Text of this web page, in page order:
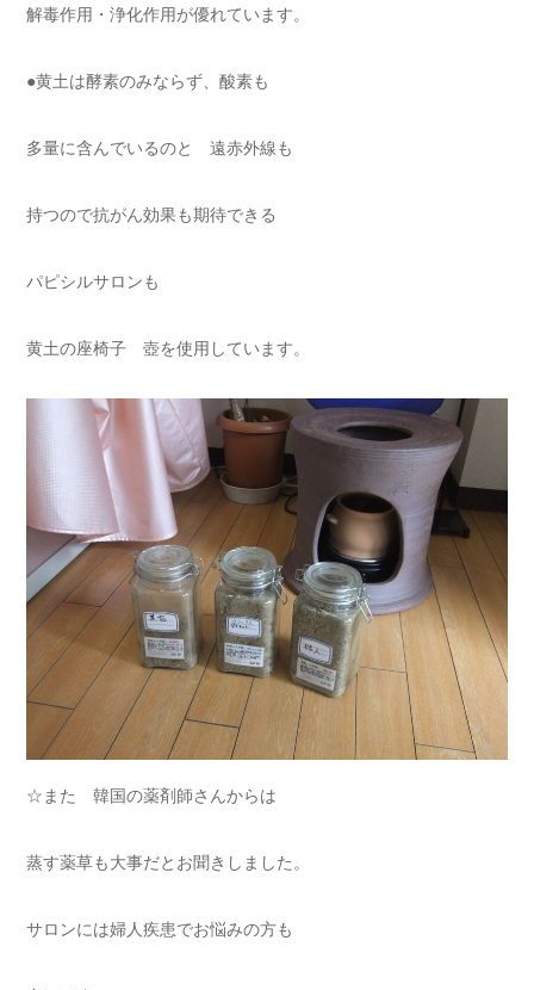
解毒作用・浄化作用が優れています。
●黄土は酵素のみならず、酸素も
多量に含んでいるのと 遠赤外線も
持つので抗がん効果も期待できる
パピシルサロンも
黄土の座椅子 壺を使用しています。
☆また 韓国の薬剤師さんからは
蒸す薬草も大事だとお聞きしました。
サロンには婦人疾患でお悩みの方も